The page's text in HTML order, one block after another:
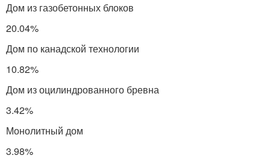
Дом из газобетонных блоков
20.04%
Дом по канадской технологии
10.82%
Дом из оцилиндрованного бревна
3.42%
Монолитный дом
3.98%